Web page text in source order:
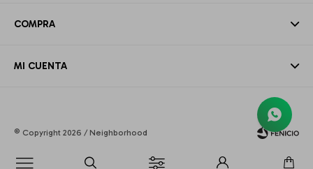

COMPRA
MI CUENTA
© Copyright 2026 / Neighborhood